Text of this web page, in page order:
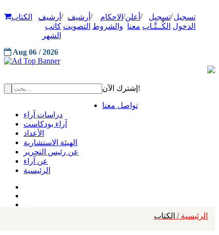
تسجيل
الدخول
/تسجيل
الكُــتَّـاب
/ أعلن
معنا
/ الاحكام
والشروط
/ أرشيف
التصويت
/ أرشيف
كاتب
الشهر
الكتاب
Aug 06 / 2026
إشترك الآن!
تواصل معنا
دراسات آراء
آراء بودكاست
الأعداد
الهيئة الاستشارية
عن رئيس التحرير
عن آراء
الرئيسية
الرئيسية / الكتاب